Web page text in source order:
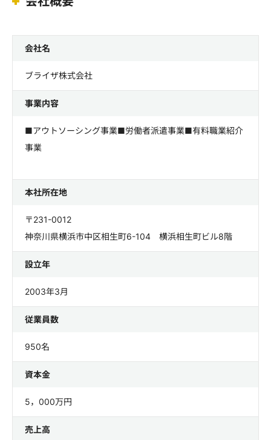
会社名
ブライザ株式会社
事業内容
■アウトソーシング事業■労働者派遣事業■有料職業紹介
事業
本社所在地
〒231-0012
神奈川県横浜市中区相生町6-104 横浜相生町ビル8階
設立年
2003年3月
従業員数
950名
資本金
5，000万円
売上高